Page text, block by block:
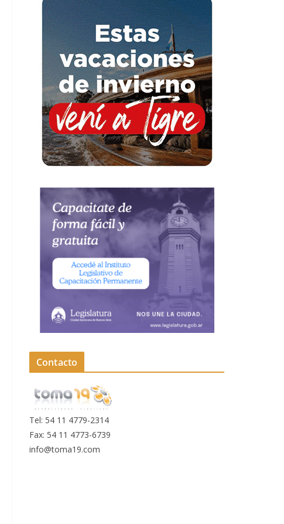
Contacto
Tel: 54 11 4779-2314
Fax: 54 11 4773-6739
info@toma19.com